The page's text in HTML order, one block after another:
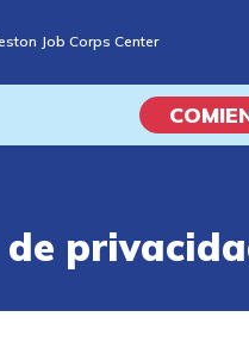
to
content
Job Corps Center
En El Campus